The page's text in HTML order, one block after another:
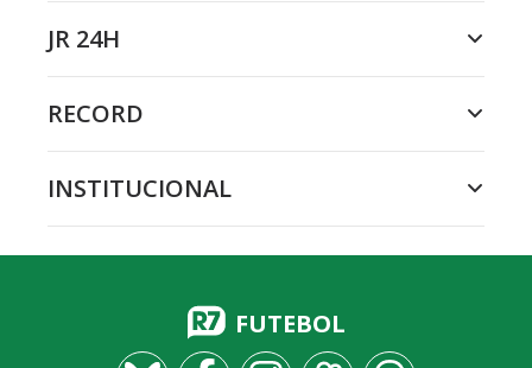
JR 24H
RECORD
INSTITUCIONAL
FUTEBOL